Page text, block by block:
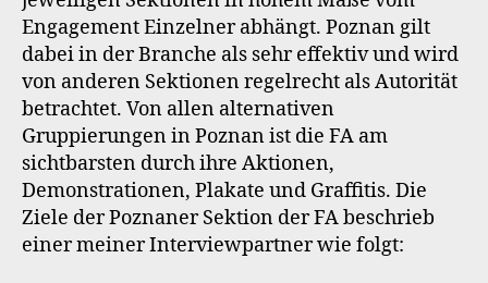
Engagement Einzelner abhängt. Poznan gilt
dabei in der Branche als sehr effektiv und wird
von anderen Sektionen regelrecht als Autorität
betrachtet. Von allen alternativen
Gruppierungen in Poznan ist die FA am
sichtbarsten durch ihre Aktionen,
Demonstrationen, Plakate und Graffitis. Die
Ziele der Poznaner Sektion der FA beschrieb
einer meiner Interviewpartner wie folgt: